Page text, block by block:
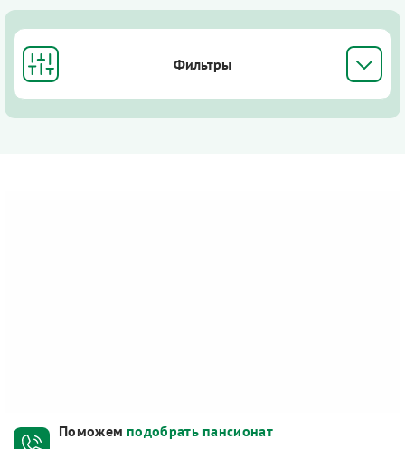
Фильтры
Поможем подобрать пансионат